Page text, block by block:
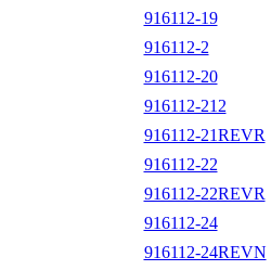
916112-19
916112-2
916112-20
916112-212
916112-21REVR
916112-22
916112-22REVR
916112-24
916112-24REVN